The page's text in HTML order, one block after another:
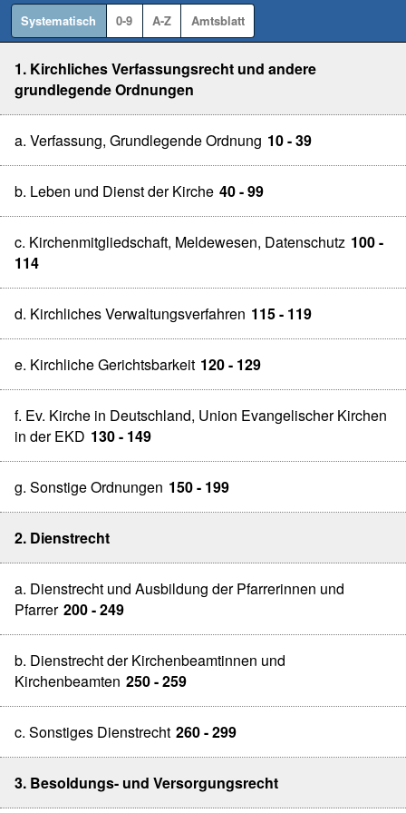
Systematisch 0-9 A-Z Amtsblatt
1. Kirchliches Verfassungsrecht und andere
grundlegende Ordnungen
a. Verfassung, Grundlegende Ordnung 10 - 39
b. Leben und Dienst der Kirche 40 - 99
c. Kirchenmitgliedschaft, Meldewesen, Datenschutz 100 -
114
d. Kirchliches Verwaltungsverfahren 115 - 119
e. Kirchliche Gerichtsbarkeit 120 - 129
f. Ev. Kirche in Deutschland, Union Evangelischer Kirchen
in der EKD 130 - 149
g. Sonstige Ordnungen 150 - 199
2. Dienstrecht
a. Dienstrecht und Ausbildung der Pfarrerinnen und
Pfarrer 200 - 249
b. Dienstrecht der Kirchenbeamtinnen und
Kirchenbeamten 250 - 259
c. Sonstiges Dienstrecht 260 - 299
3. Besoldungs- und Versorgungsrecht